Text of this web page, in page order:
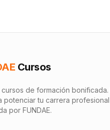
Cursos
de formación bonificada.
potenciar tu carrera
por FUNDAE.